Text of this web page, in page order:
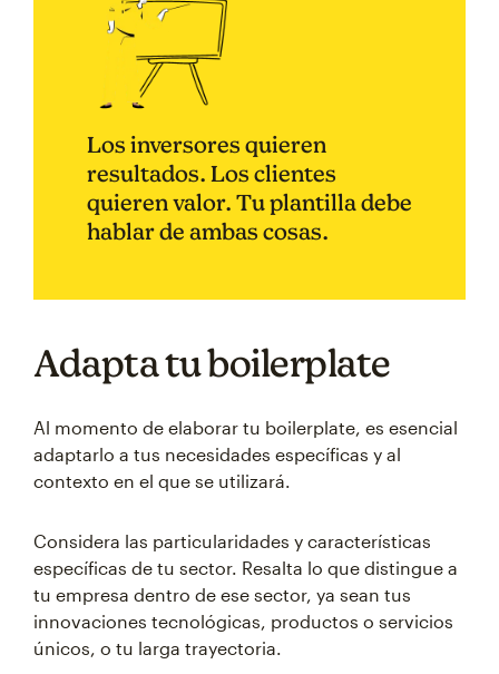
Los inversores quieren
resultados. Los clientes
quieren valor. Tu plantilla debe
hablar de ambas cosas.
Adapta tu boilerplate
Al momento de elaborar tu boilerplate, es esencial
adaptarlo a tus necesidades específicas y al
contexto en el que se utilizará.
Considera las particularidades y características
específicas de tu sector. Resalta lo que distingue a
tu empresa dentro de ese sector, ya sean tus
innovaciones tecnológicas, productos o servicios
únicos, o tu larga trayectoria.